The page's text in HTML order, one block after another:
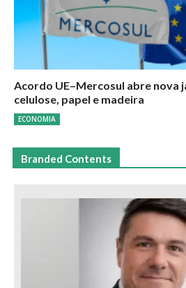
Acordo UE–Mercosul abre nova
celulose, papel e madeira
ECONOMIA
Branded Contents